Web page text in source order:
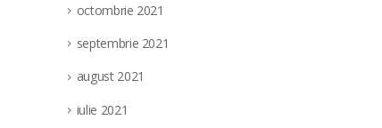
octombrie 2021
septembrie 2021
august 2021
iulie 2021